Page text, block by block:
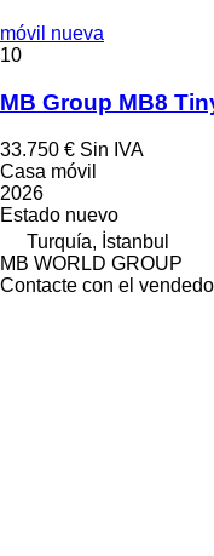
móvil nueva
10
MB Group MB8
33.750 € Sin IVA
Casa móvil
2026
Estado nuevo
Turquía, İstanbul
MB WORLD GROUP
Contacte con el